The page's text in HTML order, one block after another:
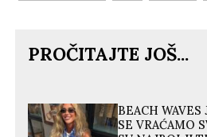
PROČITAJTE JOŠ...
BEACH WAVES
SE VRAĆAMO